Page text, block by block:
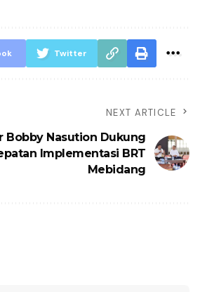
Twitter
NEXT ARTICLE
Bobby Nasution Dukung
Implementasi BRT
Mebidang